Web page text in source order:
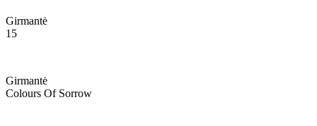
Girmantė
15
Girmantė
Colours Of Sorrow